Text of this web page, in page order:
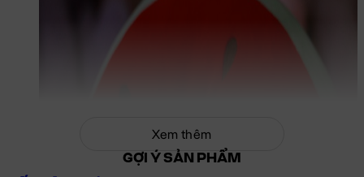
Xem thêm
GỢI Ý SẢN PHẨM